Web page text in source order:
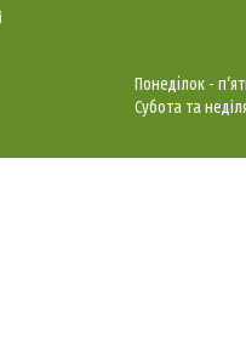
Понеділок -
Субота та